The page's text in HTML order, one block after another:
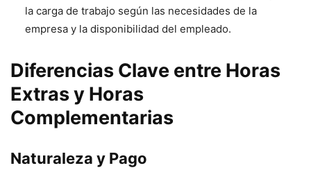
la carga de trabajo según las necesidades de la
empresa y la disponibilidad del empleado.
Diferencias Clave entre Horas
Extras y Horas
Complementarias
Naturaleza y Pago